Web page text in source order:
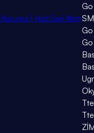
Go
| Hızlı Şarj Aleti
Go
Go